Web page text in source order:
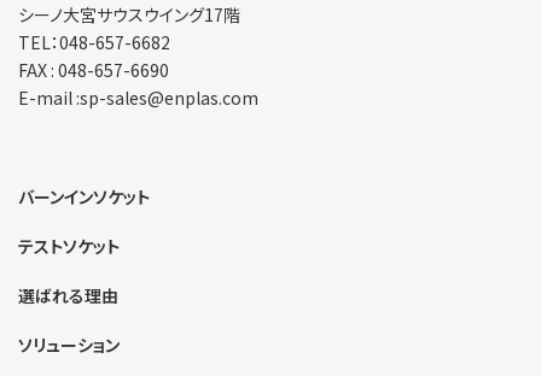
シーノ大宮サウスウイング17階
TEL：048-657-6682
FAX : 048-657-6690
E-mail :sp-sales@enplas.com
バーンインソケット
テストソケット
選ばれる理由
ソリューション